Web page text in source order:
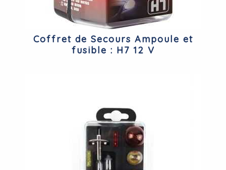
Coffret de Secours Ampoule et
fusible : H7 12 V